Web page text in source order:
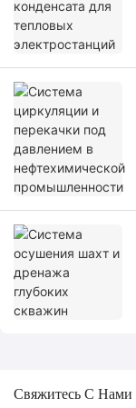
Свяжитесь С Нами